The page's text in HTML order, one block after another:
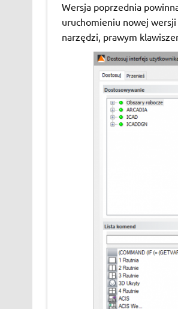
Wersja poprzednia
uruchomieniu nowej
narzędzi, prawym